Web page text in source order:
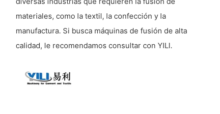
materiales, como la textil, la confección y la
manufactura. Si busca máquinas de fusión de alta
calidad, le recomendamos consultar con YILI.